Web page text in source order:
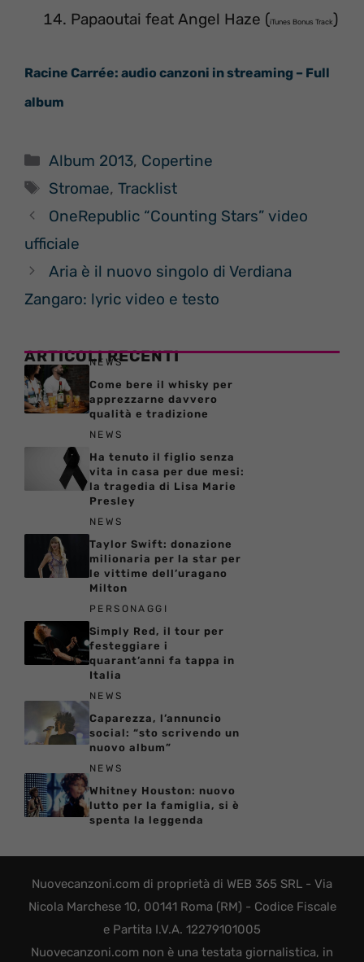
Papaoutai feat Angel Haze (iTunes Bonus Track)
Racine Carrée: audio canzoni in streaming – Full
album
Categorie
Album 2013, Copertine
Tag
Stromae,Tracklist
OneRepublic “Counting Stars” video
ufficiale
Aria è il nuovo singolo di Verdiana
Zangaro: lyric video e testo
ARTICOLI RECENTI
NEWS
Come bere il whisky per
apprezzarne davvero
qualità e tradizione
NEWS
Ha tenuto il figlio senza
vita in casa per due mesi:
la tragedia di Lisa Marie
Presley
NEWS
Taylor Swift: donazione
milionaria per la star per
le vittime dell’uragano
Milton
PERSONAGGI
Simply Red, il tour per
festeggiare i
quarant’anni fa tappa in
Italia
NEWS
Caparezza, l’annuncio
social: “sto scrivendo un
nuovo album”
NEWS
Whitney Houston: nuovo
lutto per la famiglia, si è
spenta la leggenda
Nuovecanzoni.com di proprietà di WEB 365 SRL - Via
Nicola Marchese 10, 00141 Roma (RM) - Codice Fiscale
e Partita I.V.A. 12279101005
Nuovecanzoni.com non è una testata giornalistica, in